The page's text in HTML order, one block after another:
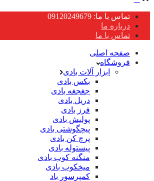
تماس با ما: 09120249679
درباره ما
تماس با ما
صفحه اصلی
فروشگاه
ابزار آلات بادی
بکس بادی
جغجغه بادی
دریل بادی
فرز بادی
پولیش بادی
پیچگوشتی بادی
پرچ کن بادی
پیستوله بادی
منگنه کوب بادی
میخکوب بادی
کمپرسور باد